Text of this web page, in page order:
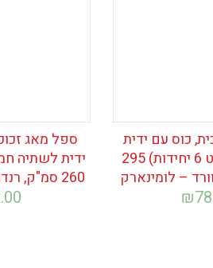
כוס עם ידית
שתיה חמה (סט 6 יחידות) 295
– לומינארק
₪
ספל מאג
260 סמ"ק, רנדויק – Randwick